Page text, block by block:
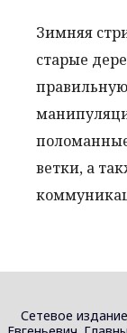
Зимняя
старые
ветки, а
Сетевое